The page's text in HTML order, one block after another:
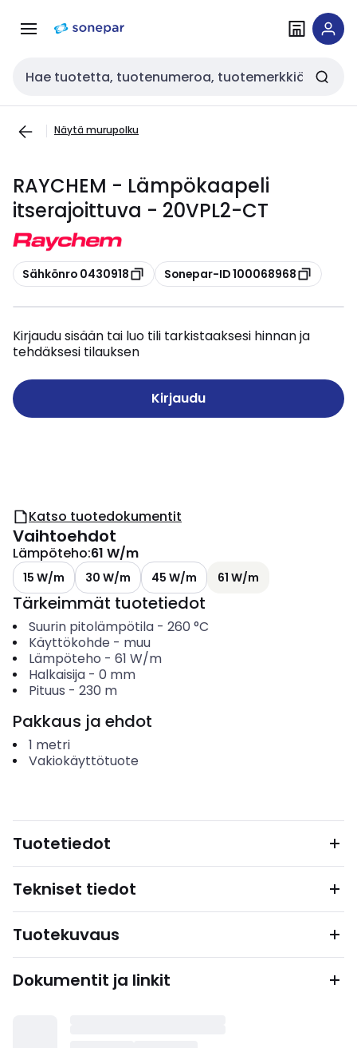
navigointiinsisältöön
Haku
Näytä murupolku
RAYCHEM - Lämpökaapeli
itserajoittuva - 20VPL2-CT
Kopioi
Sähkönro 0430918 Kopioi
Sonepar-ID 100068968
Kirjaudu sisään tai luo tili tarkistaaksesi hinnan ja
tehdäksesi tilauksen
Kirjaudu
Katso tuotedokumentit
Vaihtoehdot
Lämpöteho:61 W/m
15 W/m 30 W/m 45 W/m 61 W/m
Tärkeimmät tuotetiedot
Suurin pitolämpötila- 260 °C
Käyttökohde - muu
Lämpöteho - 61 W/m
Halkaisija- 0 mm
Pituus - 230 m
Pakkaus ja ehdot
1 metri
Vakiokäyttötuote
Tuotetiedot
Tekniset tiedot
Tuotekuvaus
Dokumentit ja linkit